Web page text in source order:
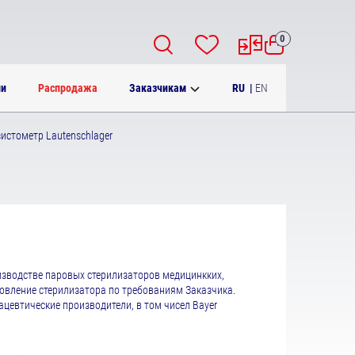
Распродажа Заказчикам RU | EN
0
Lautenschlager
паровых стерилизаторов медицинкких,
стерилизатора по требованиям Заказчика.
производители, в том чисел Bayer